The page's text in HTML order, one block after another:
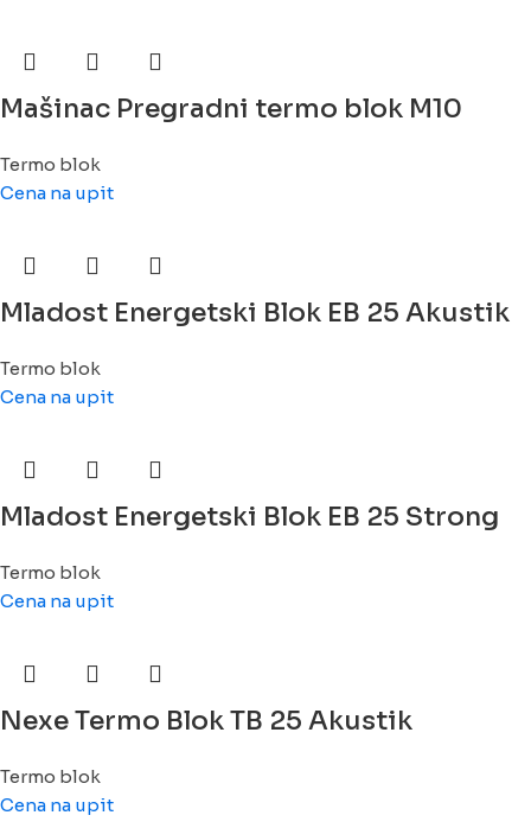
Mašinac Pregradni termo blok M10
Termo blok
Cena na upit
Mladost Energetski Blok EB 25 Akustik
Termo blok
Cena na upit
Mladost Energetski Blok EB 25 Strong
Termo blok
Cena na upit
Nexe Termo Blok TB 25 Akustik
Termo blok
Cena na upit